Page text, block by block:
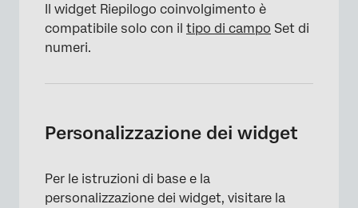
Il widget Riepilogo coinvolgimento è
compatibile solo con il tipo di campo Set di
numeri.
Personalizzazione dei widget
Per le istruzioni di base e la
personalizzazione dei widget, visitare la